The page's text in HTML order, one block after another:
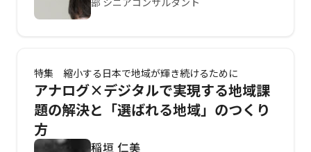
特集 縮小する日本で地域が輝き続けるために
アナログ×デジタルで実現する地域課
題の解決と「選ばれる地域」のつくり
方
稲垣 仁美